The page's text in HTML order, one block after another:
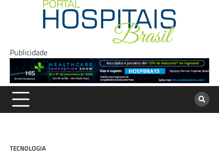
Publicidade
TECNOLOGIA